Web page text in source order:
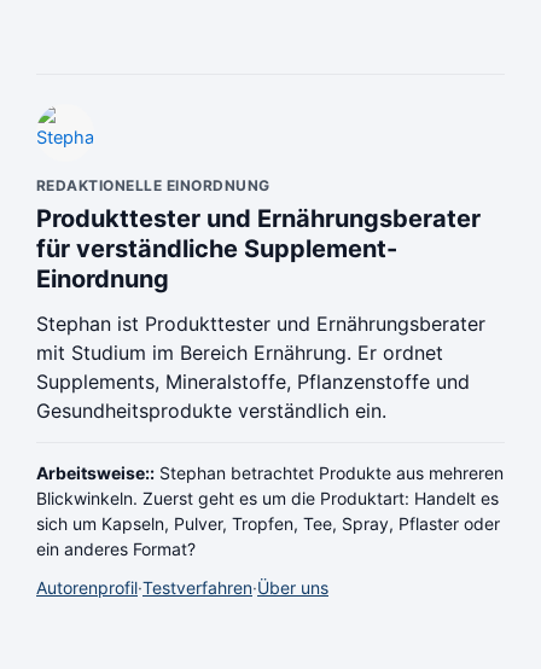
REDAKTIONELLE EINORDNUNG
Produkttester und Ernährungsberater
für verständliche Supplement-
Einordnung
Stephan ist Produkttester und Ernährungsberater
mit Studium im Bereich Ernährung. Er ordnet
Supplements, Mineralstoffe, Pflanzenstoffe und
Gesundheitsprodukte verständlich ein.
Arbeitsweise:: Stephan betrachtet Produkte aus mehreren
Blickwinkeln. Zuerst geht es um die Produktart: Handelt es
sich um Kapseln, Pulver, Tropfen, Tee, Spray, Pflaster oder
ein anderes Format?
Autorenprofil·Testverfahren·Über uns